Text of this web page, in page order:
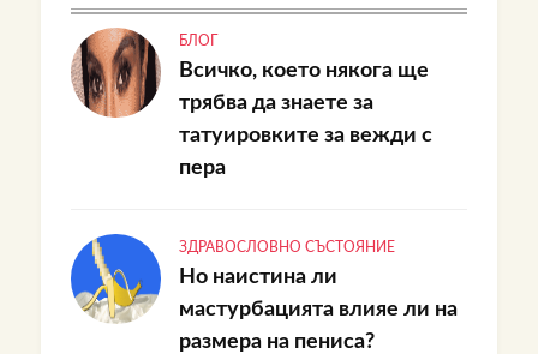
БЛОГ
Всичко, което някога ще
трябва да знаете за
татуировките за вежди с
пера
ЗДРАВОСЛОВНО СЪСТОЯНИЕ
Но наистина ли
мастурбацията влияе ли на
размера на пениса?